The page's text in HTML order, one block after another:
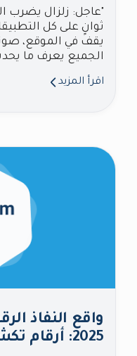
"عاجل: زلزال يضرب
ثوانٍ على كل
يقف في الموقع،
الجميع يعرف ما
اقرأ المزيد
واقع النفاذ
2025: أرقام تكشف الفجوة الحقيقية